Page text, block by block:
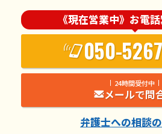
《現在営業中》お電
050-
24時間受付中
メールで問
弁護士への相談